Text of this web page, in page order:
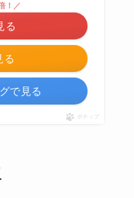
る
！／
る
で見る
ポチップ